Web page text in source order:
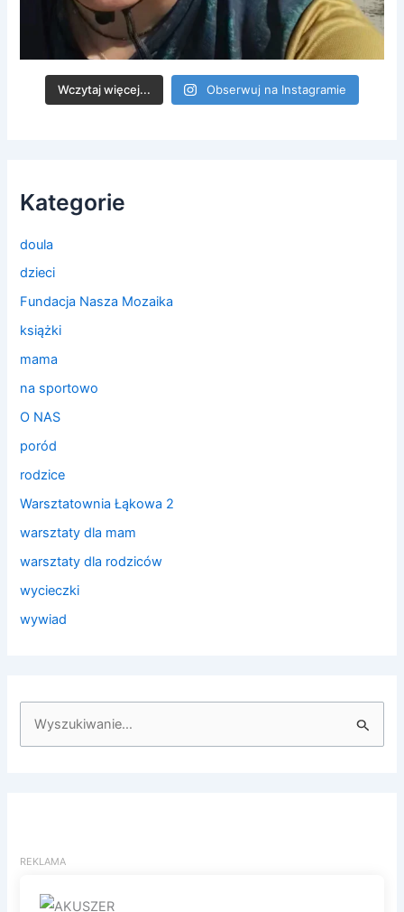
Wczytaj więcej... Obserwuj na Instagramie
Kategorie
doula
dzieci
Fundacja Nasza Mozaika
książki
mama
na sportowo
O NAS
poród
rodzice
Warsztatownia Łąkowa 2
warsztaty dla mam
warsztaty dla rodziców
wycieczki
wywiad
j